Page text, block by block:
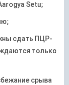
Setu;
сдать ПЦР-
только
срыва